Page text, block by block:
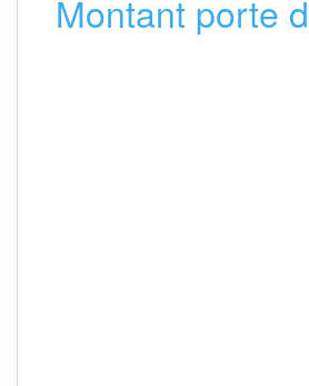
Montant porte